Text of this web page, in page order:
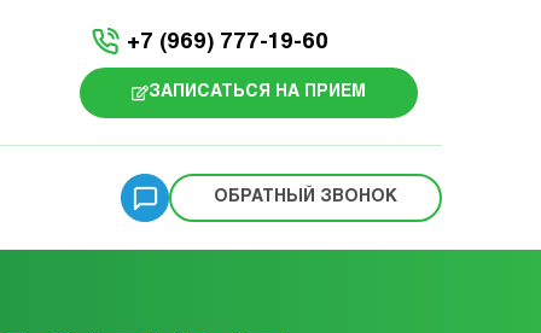
+7 (969) 777-19-60
ЗАПИСАТЬСЯ НА ПРИЕМ
ОБРАТНЫЙ ЗВОНОК